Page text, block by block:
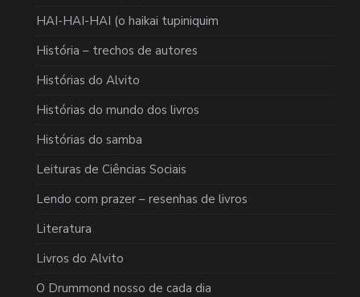
HAI-HAI-HAI (o haikai tupiniquim
História – trechos de autores
Histórias do Alvito
Histórias do mundo dos livros
Histórias do samba
Leituras de Ciências Sociais
Lendo com prazer – resenhas de livros
Literatura
Livros do Alvito
O Drummond nosso de cada dia